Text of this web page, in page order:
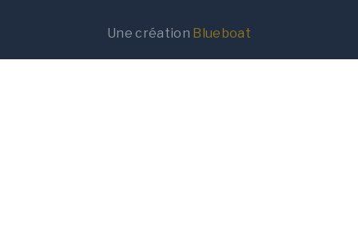
Une création Blueboat